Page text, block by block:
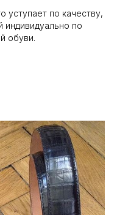
уступает по качеству,
по
обуви.